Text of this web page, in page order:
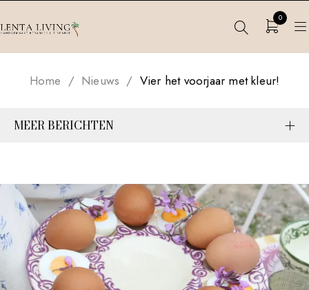
0
Home / Nieuws / Vier het voorjaar met kleur!
MEER BERICHTEN